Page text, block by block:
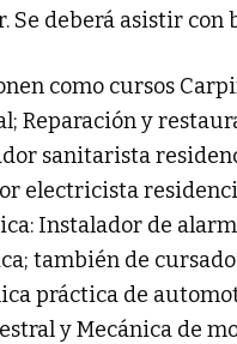
Se deberá asistir
como cursos
Reparación y
sanitarista
electricista
Instalador de
también de
práctica de
y Mecánica de